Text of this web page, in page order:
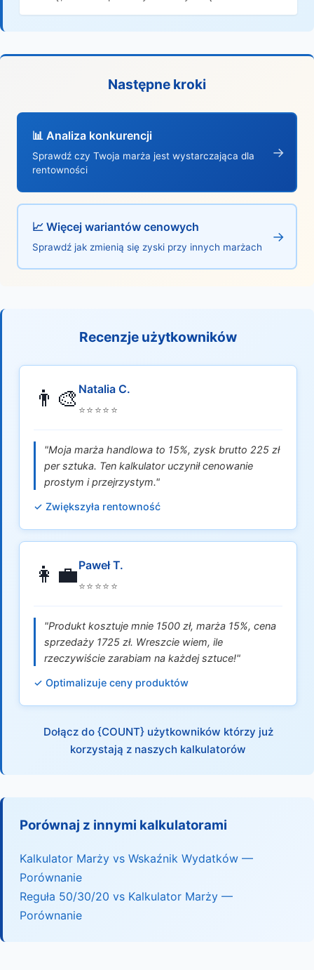
Następne kroki
📊 Analiza konkurencji
Sprawdź czy Twoja marża jest wystarczająca dla
rentowności
→
📈 Więcej wariantów cenowych
Sprawdź jak zmienią się zyski przy innych marżach
→
Recenzje użytkowników
👨‍🎨 Natalia C.
⭐⭐⭐⭐⭐
"Moja marża handlowa to 15%, zysk brutto 225 zł
per sztuka. Ten kalkulator uczynił cenowanie
prostym i przejrzystym."
✓ Zwiększyła rentowność
👩‍💼Paweł T.
⭐⭐⭐⭐⭐
"Produkt kosztuje mnie 1500 zł, marża 15%, cena
sprzedaży 1725 zł. Wreszcie wiem, ile
rzeczywiście zarabiam na każdej sztuce!"
✓ Optimalizuje ceny produktów
Dołącz do {COUNT} użytkowników którzy już
korzystają z naszych kalkulatorów
Porównaj z innymi kalkulatorami
Kalkulator Marży vs Wskaźnik Wydatków —
Porównanie
Reguła 50/30/20 vs Kalkulator Marży —
Porównanie